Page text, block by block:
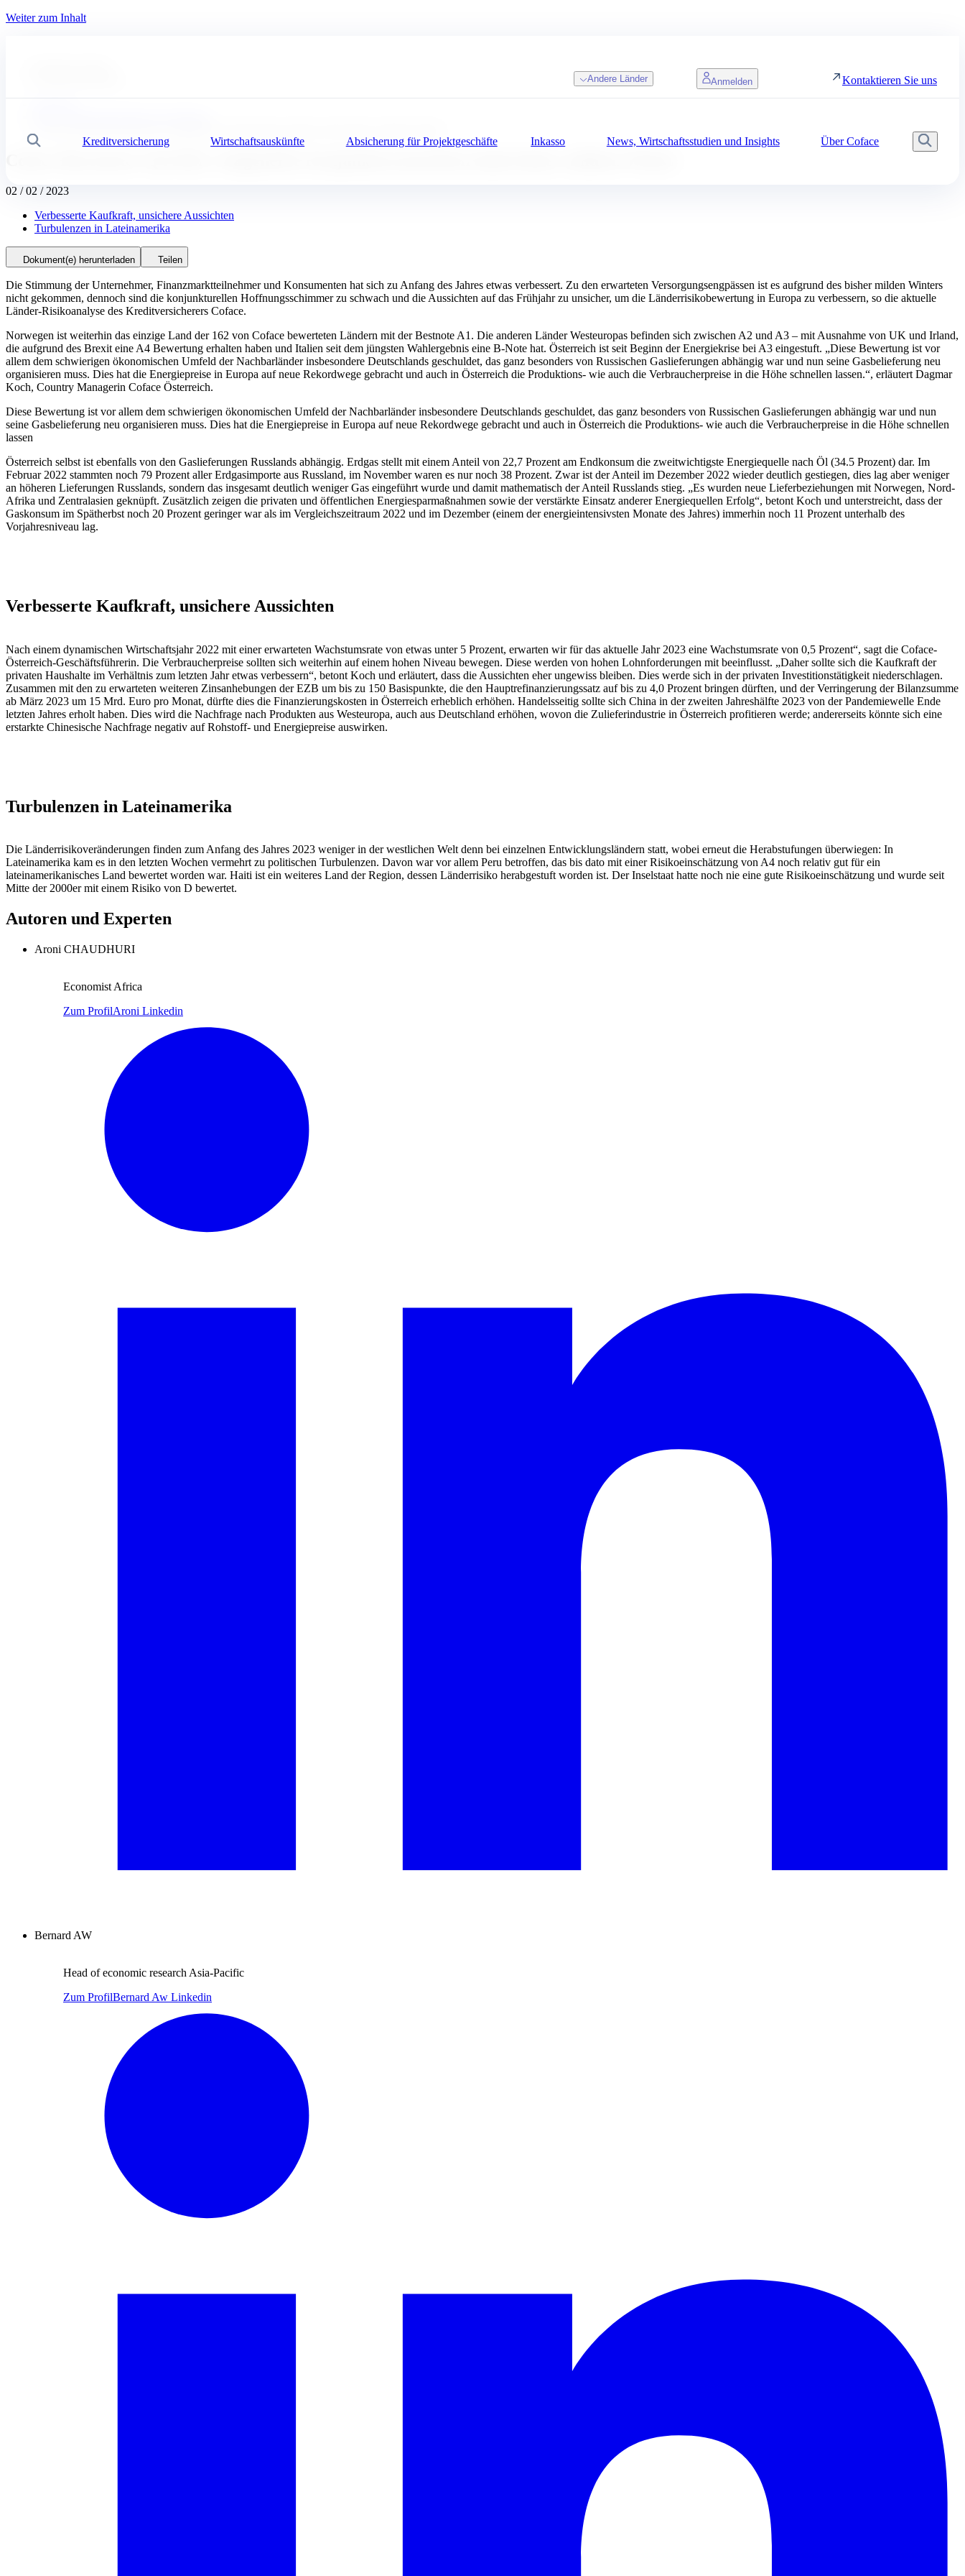
Weiter zum Inhalt
Kreditversicherung Wirtschaftsauskünfte Absicherung für Projektgeschäfte Inkasso News, Wirtschaftsstudien und Insights Über Coface
Andere Länder Anmelden Kontaktieren Sie uns
02 / 02 / 2023
Verbesserte Kaufkraft, unsichere Aussichten
Turbulenzen in Lateinamerika
Dokument(e) herunterladen Teilen
Die Stimmung der Unternehmer, Finanzmarktteilnehmer und Konsumenten hat sich zu Anfang des Jahres etwas verbessert. Zu den erwarteten Versorgungsengpässen ist es aufgrund des bisher milden Winters
nicht gekommen, dennoch sind die konjunkturellen Hoffnungsschimmer zu schwach und die Aussichten auf das Frühjahr zu unsicher, um die Länderrisikobewertung in Europa zu verbessern, so die aktuelle
Länder-Risikoanalyse des Kreditversicherers Coface.
Norwegen ist weiterhin das einzige Land der 162 von Coface bewerteten Ländern mit der Bestnote A1. Die anderen Länder Westeuropas befinden sich zwischen A2 und A3 – mit Ausnahme von UK und Irland,
die aufgrund des Brexit eine A4 Bewertung erhalten haben und Italien seit dem jüngsten Wahlergebnis eine B-Note hat. Österreich ist seit Beginn der Energiekrise bei A3 eingestuft. „Diese Bewertung ist vor
allem dem schwierigen ökonomischen Umfeld der Nachbarländer insbesondere Deutschlands geschuldet, das ganz besonders von Russischen Gaslieferungen abhängig war und nun seine Gasbelieferung neu
organisieren muss. Dies hat die Energiepreise in Europa auf neue Rekordwege gebracht und auch in Österreich die Produktions- wie auch die Verbraucherpreise in die Höhe schnellen lassen.“, erläutert Dagmar
Koch, Country Managerin Coface Österreich.
Diese Bewertung ist vor allem dem schwierigen ökonomischen Umfeld der Nachbarländer insbesondere Deutschlands geschuldet, das ganz besonders von Russischen Gaslieferungen abhängig war und nun
seine Gasbelieferung neu organisieren muss. Dies hat die Energiepreise in Europa auf neue Rekordwege gebracht und auch in Österreich die Produktions- wie auch die Verbraucherpreise in die Höhe schnellen
lassen
Österreich selbst ist ebenfalls von den Gaslieferungen Russlands abhängig. Erdgas stellt mit einem Anteil von 22,7 Prozent am Endkonsum die zweitwichtigste Energiequelle nach Öl (34.5 Prozent) dar. Im
Februar 2022 stammten noch 79 Prozent aller Erdgasimporte aus Russland, im November waren es nur noch 38 Prozent. Zwar ist der Anteil im Dezember 2022 wieder deutlich gestiegen, dies lag aber weniger
an höheren Lieferungen Russlands, sondern das insgesamt deutlich weniger Gas eingeführt wurde und damit mathematisch der Anteil Russlands stieg. „Es wurden neue Lieferbeziehungen mit Norwegen, Nord-
Afrika und Zentralasien geknüpft. Zusätzlich zeigen die privaten und öffentlichen Energiesparmaßnahmen sowie der verstärkte Einsatz anderer Energiequellen Erfolg“, betont Koch und unterstreicht, dass der
Gaskonsum im Spätherbst noch 20 Prozent geringer war als im Vergleichszeitraum 2022 und im Dezember (einem der energieintensivsten Monate des Jahres) immerhin noch 11 Prozent unterhalb des
Vorjahresniveau lag.
Verbesserte Kaufkraft, unsichere Aussichten
Nach einem dynamischen Wirtschaftsjahr 2022 mit einer erwarteten Wachstumsrate von etwas unter 5 Prozent, erwarten wir für das aktuelle Jahr 2023 eine Wachstumsrate von 0,5 Prozent“, sagt die Coface-
Österreich-Geschäftsführerin. Die Verbraucherpreise sollten sich weiterhin auf einem hohen Niveau bewegen. Diese werden von hohen Lohnforderungen mit beeinflusst. „Daher sollte sich die Kaufkraft der
privaten Haushalte im Verhältnis zum letzten Jahr etwas verbessern“, betont Koch und erläutert, dass die Aussichten eher ungewiss bleiben. Dies werde sich in der privaten Investitionstätigkeit niederschlagen.
Zusammen mit den zu erwarteten weiteren Zinsanhebungen der EZB um bis zu 150 Basispunkte, die den Hauptrefinanzierungssatz auf bis zu 4,0 Prozent bringen dürften, und der Verringerung der Bilanzsumme
ab März 2023 um 15 Mrd. Euro pro Monat, dürfte dies die Finanzierungskosten in Österreich erheblich erhöhen. Handelsseitig sollte sich China in der zweiten Jahreshälfte 2023 von der Pandemiewelle Ende
letzten Jahres erholt haben. Dies wird die Nachfrage nach Produkten aus Westeuropa, auch aus Deutschland erhöhen, wovon die Zulieferindustrie in Österreich profitieren werde; andererseits könnte sich eine
erstarkte Chinesische Nachfrage negativ auf Rohstoff- und Energiepreise auswirken.
Turbulenzen in Lateinamerika
Die Länderrisikoveränderungen finden zum Anfang des Jahres 2023 weniger in der westlichen Welt denn bei einzelnen Entwicklungsländern statt, wobei erneut die Herabstufungen überwiegen: In
Lateinamerika kam es in den letzten Wochen vermehrt zu politischen Turbulenzen. Davon war vor allem Peru betroffen, das bis dato mit einer Risikoeinschätzung von A4 noch relativ gut für ein
lateinamerikanisches Land bewertet worden war. Haiti ist ein weiteres Land der Region, dessen Länderrisiko herabgestuft worden ist. Der Inselstaat hatte noch nie eine gute Risikoeinschätzung und wurde seit
Mitte der 2000er mit einem Risiko von D bewertet.
Autoren und Experten
Aroni CHAUDHURI
Economist Africa
Zum ProfilAroni Linkedin
Bernard AW
Head of economic research Asia-Pacific
Zum ProfilBernard Aw Linkedin